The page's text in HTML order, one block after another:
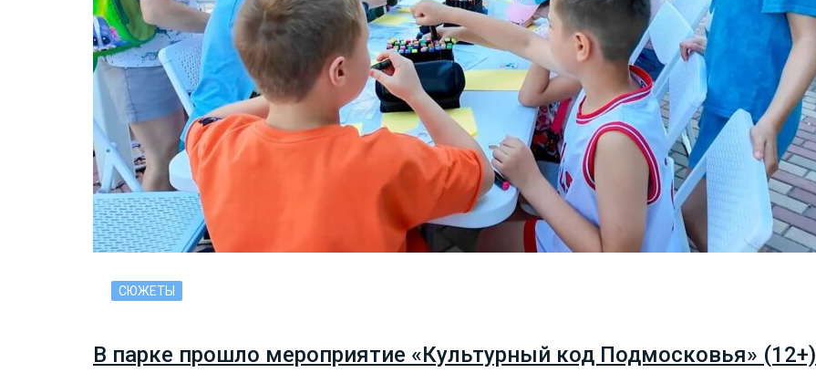
СЮЖЕТЫ
В парке прошло мероприятие «Культурный код Подмосковья» (12+)